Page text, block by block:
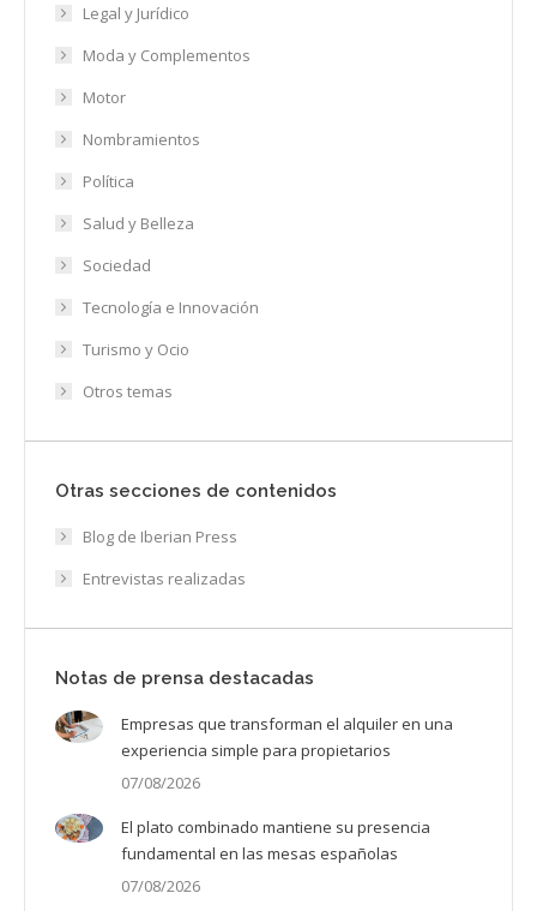
Legal y Jurídico
Moda y Complementos
Motor
Nombramientos
Política
Salud y Belleza
Sociedad
Tecnología e Innovación
Turismo y Ocio
Otros temas
Otras secciones de contenidos
Blog de Iberian Press
Entrevistas realizadas
Notas de prensa destacadas
Empresas que transforman el alquiler en una
experiencia simple para propietarios
07/08/2026
El plato combinado mantiene su presencia
fundamental en las mesas españolas
07/08/2026